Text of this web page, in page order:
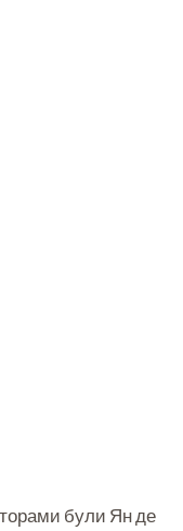
були Ян де